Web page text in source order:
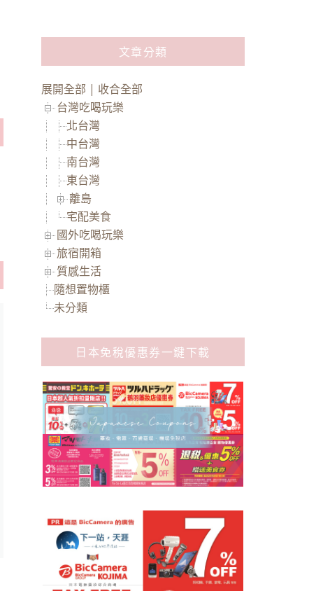
文章分類
展開全部 | 收合全部
台灣吃喝玩樂
北台灣
中台灣
南台灣
東台灣
離島
宅配美食
國外吃喝玩樂
旅宿開箱
質感生活
隨想置物櫃
未分類
日本免稅優惠券一鍵下載